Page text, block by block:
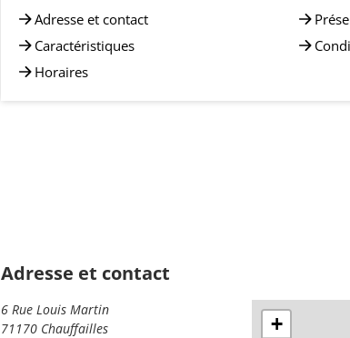
Adresse et contact
Caractéristiques
Horaires
Adresse et contact
6 Rue Louis Martin
71170 Chauffailles
+